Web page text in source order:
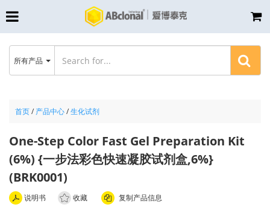
首页/ 产品中心/生化试剂
One-Step Color Fast Gel Preparation Kit
(6%) {一步法彩色快速凝胶试剂盒,6%}
(BRK0001)
说明书 收藏 复制产品信息
所有产品